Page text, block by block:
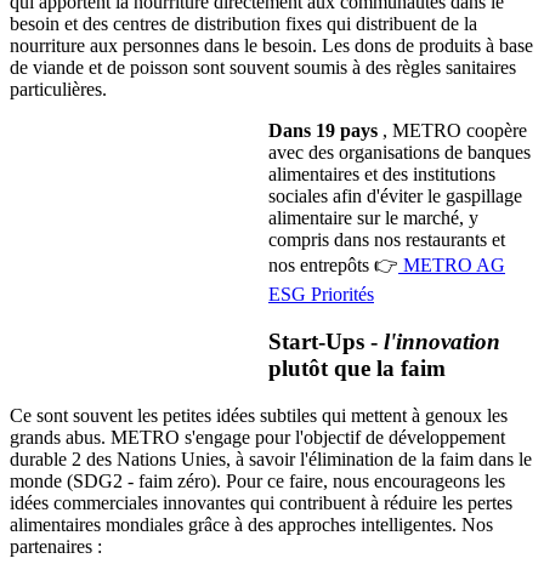
besoin et des centres de distribution fixes qui distribuent de la
nourriture aux personnes dans le besoin. Les dons de produits à base
de viande et de poisson sont souvent soumis à des règles sanitaires
particulières.
Dans 19 pays , METRO coopère
avec des organisations de banques
alimentaires et des institutions
sociales afin d'éviter le gaspillage
alimentaire sur le marché, y
compris dans nos restaurants et
nos entrepôts 👉 METRO AG
ESG Priorités
Start-Ups - l'innovation
plutôt que la faim
Ce sont souvent les petites idées subtiles qui mettent à genoux les
grands abus. METRO s'engage pour l'objectif de développement
durable 2 des Nations Unies, à savoir l'élimination de la faim dans le
monde (SDG2 - faim zéro). Pour ce faire, nous encourageons les
idées commerciales innovantes qui contribuent à réduire les pertes
alimentaires mondiales grâce à des approches intelligentes. Nos
partenaires :